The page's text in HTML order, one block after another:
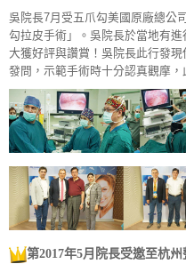
吳院長7月受五爪勾美國原廠總公
勾拉皮手術」。吳院長於當地有
大獲好評與讚賞！吳院長此行發現
發問，示範手術時十分認真觀摩
第2017年5月院長受邀至杭